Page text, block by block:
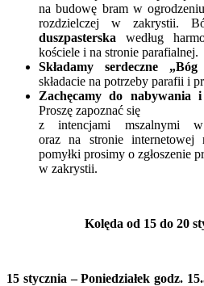
na budowę bram w
rozdzielczej w zakrystii.
duszpasterska według
kościele i na stronie parafialnej.
Składamy serdeczne
składacie na potrzeby parafii i
Zachęcamy do
Proszę zapoznać się
z intencjami mszalnymi
oraz na stronie internetowej
pomyłki prosimy o zgłoszenie
w zakrystii.
Kolęda od 15 do 20
15 stycznia – Poniedziałek godz.